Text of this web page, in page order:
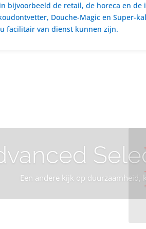
bijvoorbeeld de retail, de horeca en
Douche-Magic en Super-
facilitair van dienst kunnen zijn.
Een andere kijk op duurzaamheid,